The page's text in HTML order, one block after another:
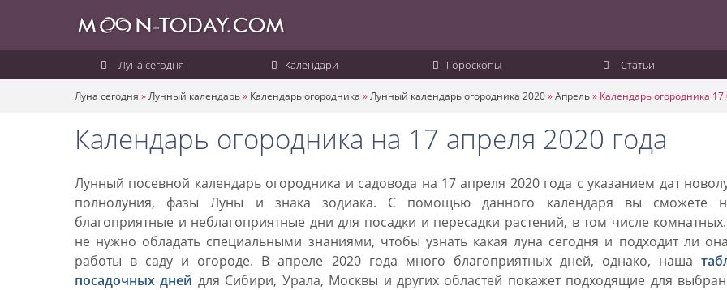
Луна сегодня Календари Гороскопы Статьи
Луна сегодня »Лунный календарь» Календарь огородника »Лунный календарь огородника 2020»Апрель» Календарь огородника
Календарь огородника на 17 апреля 2020 года
Лунный посевной календарь огородника и садовода на 17 апреля 2020 года с указанием дат
полнолуния, фазы Луны и знака зодиака. С помощью данного календаря вы сможете
благоприятные и неблагоприятные дни для посадки и пересадки растений, в том числе
не нужно обладать специальными знаниями, чтобы узнать какая луна сегодня и подходит ли
работы в саду и огороде. В апреле 2020 года много благоприятных дней, однако, наша
посадочных дней для Сибири, Урала, Москвы и других областей покажет подходящие для